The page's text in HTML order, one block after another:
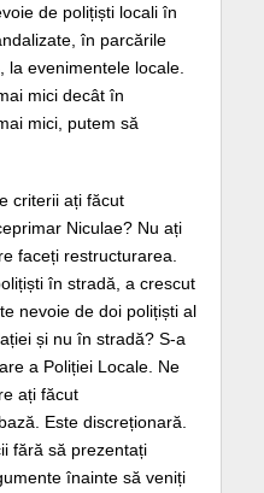
de polițiști locali în
în parcările
la evenimentele locale.
mici decât în
mici, putem să
criterii ați făcut
Niculae? Nu ați
faceți restructurarea.
în stradă, a crescut
nevoie de doi polițiști al
și nu în stradă? S-a
a Poliției Locale. Ne
ați făcut
Este discreționară.
fără să prezentați
înainte să veniți